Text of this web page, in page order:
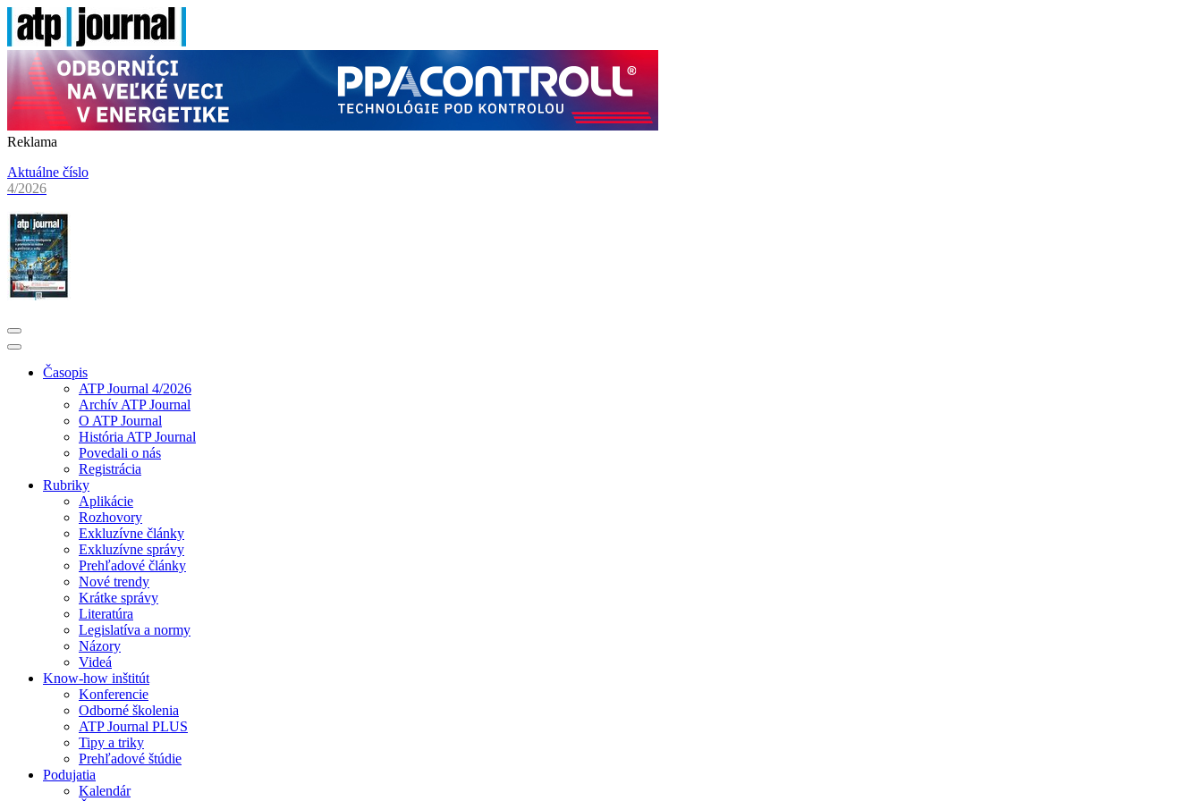
Reklama
Aktuálne číslo
4/2026
Časopis
ATP Journal 4/2026
Archív ATP Journal
O ATP Journal
História ATP Journal
Povedali o nás
Registrácia
Rubriky
Aplikácie
Rozhovory
Exkluzívne články
Exkluzívne správy
Prehľadové články
Nové trendy
Krátke správy
Literatúra
Legislatíva a normy
Názory
Videá
Know-how inštitút
Konferencie
Odborné školenia
ATP Journal PLUS
Tipy a triky
Prehľadové štúdie
Podujatia
Kalendár